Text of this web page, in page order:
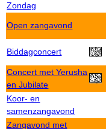
Zondag
Open zangavond
Biddagconcert
Concert met Yerusha
en Jubilate
Koor- en
samenzangavond
Zangavond met